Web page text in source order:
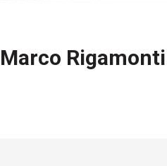
Marco Rigamonti